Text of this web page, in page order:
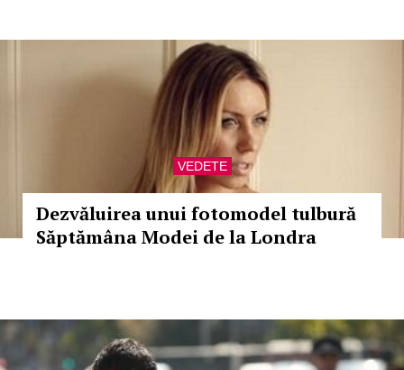
VEDETE
Dezvăluirea unui fotomodel tulbură
Săptămâna Modei de la Londra